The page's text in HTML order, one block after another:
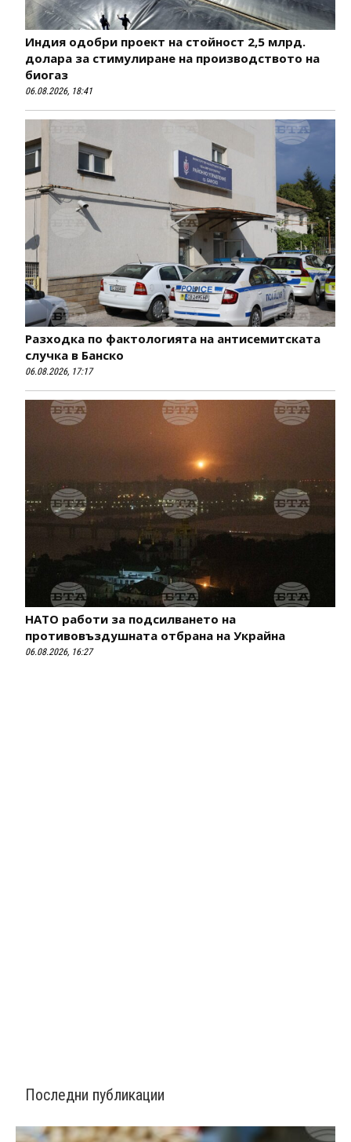
Индия одобри проект на стойност 2,5 млрд.
долара за стимулиране на производството на
биогаз
06.08.2026, 18:41
Разходка по фактологията на антисемитската
случка в Банско
06.08.2026, 17:17
НАТО работи за подсилването на
противовъздушната отбрана на Украйна
06.08.2026, 16:27
Последни публикации